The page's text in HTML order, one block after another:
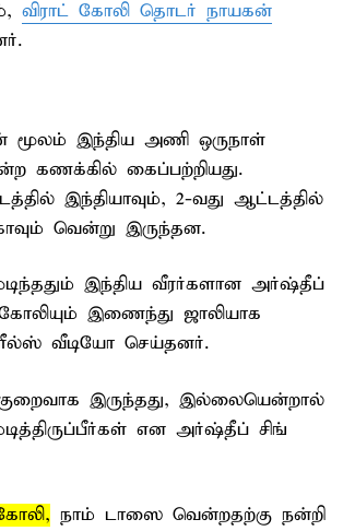
விராட் கோலி தொடர் நாயகன்
மூலம் இந்திய அணி ஒருநாள்
கணக்கில் கைப்பற்றியது.
இந்தியாவும், 2-வது ஆட்டத்தில்
வென்று இருந்தன.
இந்திய வீரர்களான அர்ஷ்தீப்
கோலியும் இணைந்து ஜாலியாக
வீடியோ செய்தனர்.
இருந்தது, இல்லையென்றால்
என அர்ஷ்தீப் சிங்
நாம் டாஸை வென்றதற்கு நன்றி